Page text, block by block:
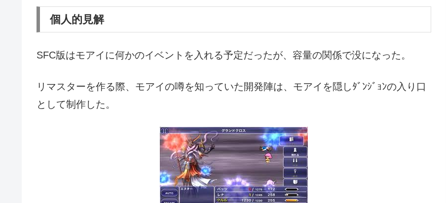
個人的見解
SFC版はモアイに何かのイベントを入れる予定だったが、容量の関係で没になった。
リマスターを作る際、モアイの噂を知っていた開発陣は、モアイを隠しﾀﾞﾝｼﾞｮﾝの入り口
として制作した。